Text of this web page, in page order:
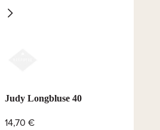
Farbe: weiß
Judy Longbluse 40
14,70 €